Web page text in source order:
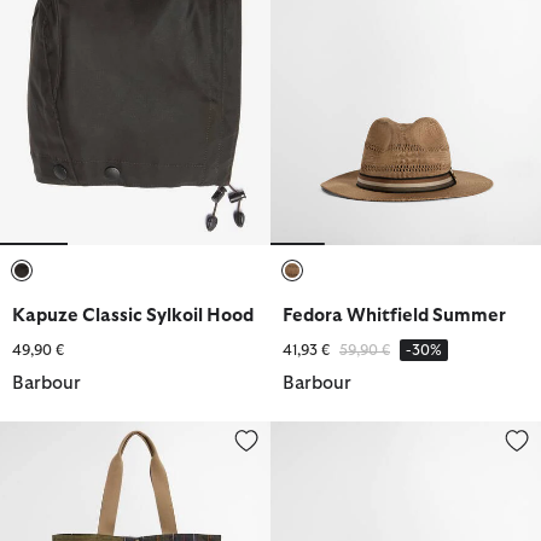
Kapuze Classic Sylkoil Hood
49,90 €
Barbour
Fedora Whitfield Summer
41,93 € Reduziert von
59,90 €bis-30%
Barbour
Tote Bag Transport Patchwork